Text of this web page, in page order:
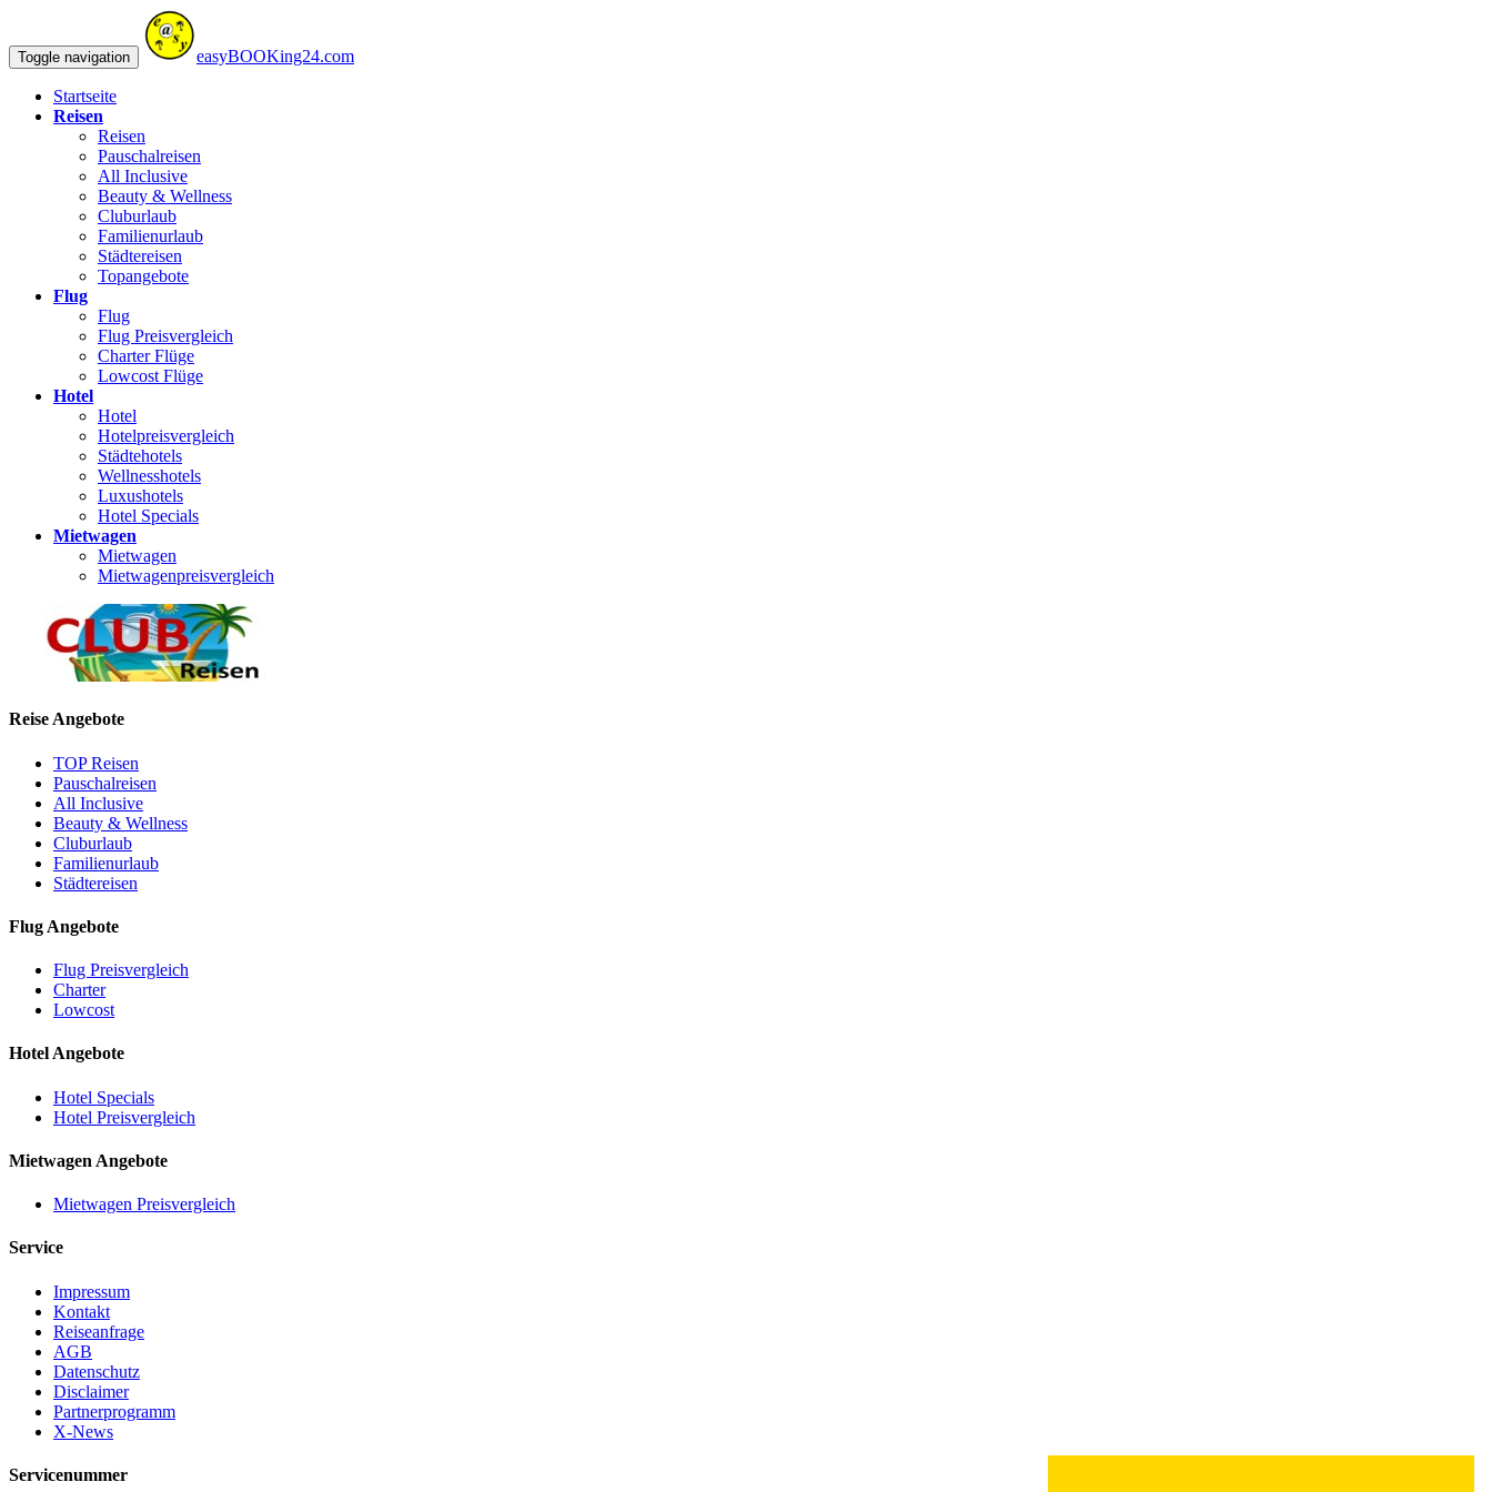
Toggle navigation easyBOOKing24.com
Startseite
Reisen
Reisen
Pauschalreisen
All Inclusive
Beauty & Wellness
Cluburlaub
Familienurlaub
Städtereisen
Topangebote
Flug
Flug
Flug Preisvergleich
Charter Flüge
Lowcost Flüge
Hotel
Hotel
Hotelpreisvergleich
Städtehotels
Wellnesshotels
Luxushotels
Hotel Specials
Mietwagen
Mietwagen
Mietwagenpreisvergleich
Reise Angebote
TOP Reisen
Pauschalreisen
All Inclusive
Beauty & Wellness
Cluburlaub
Familienurlaub
Städtereisen
Flug Angebote
Flug Preisvergleich
Charter
Lowcost
Hotel Angebote
Hotel Specials
Hotel Preisvergleich
Mietwagen Angebote
Mietwagen Preisvergleich
Service
Impressum
Kontakt
Reiseanfrage
AGB
Datenschutz
Disclaimer
Partnerprogramm
X-News
Servicenummer